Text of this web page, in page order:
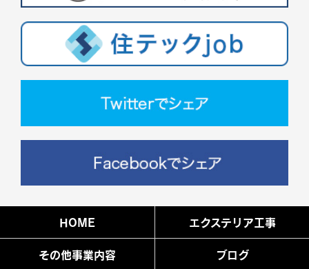
HOME エクステリア工事
その他事業内容 ブログ